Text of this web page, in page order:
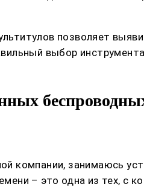
позволяет
выбор
компании, занимаюсь
– это одна из тех, с